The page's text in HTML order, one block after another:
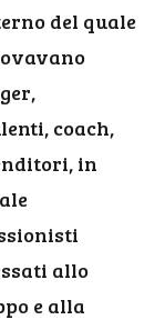
del quale
coach,
in
allo
e alla